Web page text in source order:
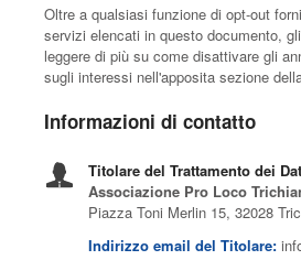
Oltre a qualsiasi funzione di opt-out
servizi elencati in questo documento,
leggere di più su come disattivare gli
sugli interessi nell'apposita sezione
Informazioni di contatto
Titolare del Trattamento dei
Associazione Pro Loco
Piazza Toni Merlin 15, 32028
Indirizzo email del Titolare: